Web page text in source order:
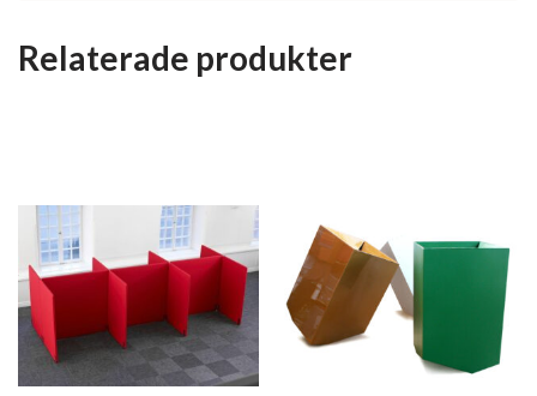
Relaterade produkter